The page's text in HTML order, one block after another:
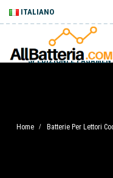
ITALIANO
SPEDIZIONI E
Home / Batterie Per Lettori